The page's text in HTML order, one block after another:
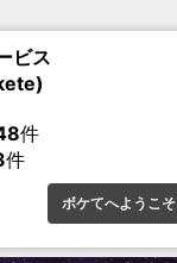
ビス
件
件
ボケてへようこそ